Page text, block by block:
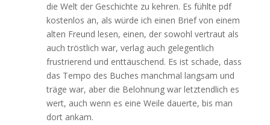
die Welt der Geschichte zu kehren. Es fühlte pdf
kostenlos an, als würde ich einen Brief von einem
alten Freund lesen, einen, der sowohl vertraut als
auch tröstlich war, verlag auch gelegentlich
frustrierend und enttäuschend. Es ist schade, dass
das Tempo des Buches manchmal langsam und
träge war, aber die Belohnung war letztendlich es
wert, auch wenn es eine Weile dauerte, bis man
dort ankam.